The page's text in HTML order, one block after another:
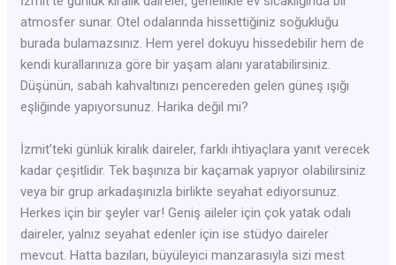
atmosfer sunar. Otel odalarında hissettiğiniz soğukluğu
burada bulamazsınız. Hem yerel dokuyu hissedebilir hem de
kendi kurallarınıza göre bir yaşam alanı yaratabilirsiniz.
Düşünün, sabah kahvaltınızı pencereden gelen güneş ışığı
eşliğinde yapıyorsunuz. Harika değil mi?
İzmit’teki günlük kiralık daireler, farklı ihtiyaçlara yanıt verecek
kadar çeşitlidir. Tek başınıza bir kaçamak yapıyor olabilirsiniz
veya bir grup arkadaşınızla birlikte seyahat ediyorsunuz.
Herkes için bir şeyler var! Geniş aileler için çok yatak odalı
daireler, yalnız seyahat edenler için ise stüdyo daireler
mevcut. Hatta bazıları, büyüleyici manzarasıyla sizi mest